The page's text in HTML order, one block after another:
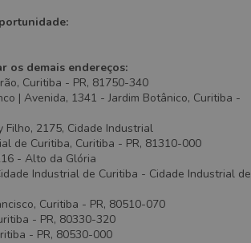
os demais endereços:
Curitiba - PR, 81750-340
| Avenida, 1341 - Jardim Botânico, Curitiba -
Filho, 2175, Cidade Industrial
de Curitiba, Curitiba - PR, 81310-000
- Alto da Glória
Industrial de Curitiba - Cidade Industrial de
Curitiba - PR, 80510-070
- PR, 80330-320
- PR, 80530-000